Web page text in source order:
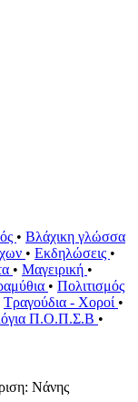
• Βλάχικη γλώσσα
• Εκδηλώσεις •
• Μαγειρική •
• Πολιτισμός
Τραγούδια - Χοροί •
Π.Ο.Π.Σ.Β •
Νάνης